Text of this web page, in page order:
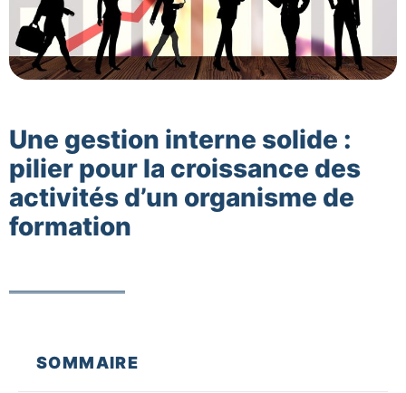
Une gestion interne solide :
pilier pour la croissance des
activités d’un organisme de
formation
SOMMAIRE